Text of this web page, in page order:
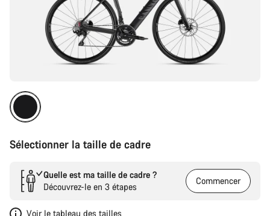
Sélectionner la taille de cadre
Quelle est ma taille de cadre ?
Découvrez-le en 3 étapes
Commencer
Voir le tableau des tailles